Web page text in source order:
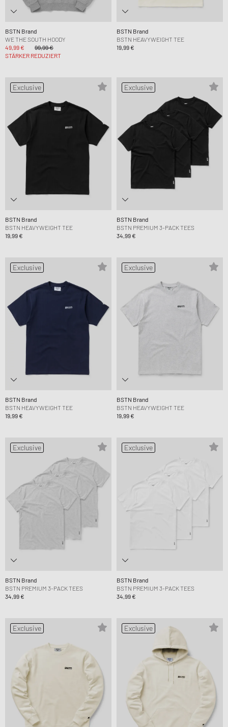
BSTN Brand
WE THE SOUTH HOODY
49,99 €
99,99 €
STÄRKER REDUZIERT
BSTN Brand
BSTN HEAVYWEIGHT TEE
19,99 €
Exclusive
BSTN Brand
BSTN HEAVYWEIGHT TEE
19,99 €
Exclusive
BSTN Brand
BSTN PREMIUM 3-PACK TEES
34,99 €
Exclusive
BSTN Brand
BSTN HEAVYWEIGHT TEE
19,99 €
Exclusive
BSTN Brand
BSTN HEAVYWEIGHT TEE
19,99 €
Exclusive
BSTN Brand
BSTN PREMIUM 3-PACK TEES
34,99 €
Exclusive
BSTN Brand
BSTN PREMIUM 3-PACK TEES
34,99 €
Exclusive Exclusive